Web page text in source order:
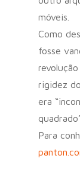
móveis.
Como
fosse
rigidez
era
Para